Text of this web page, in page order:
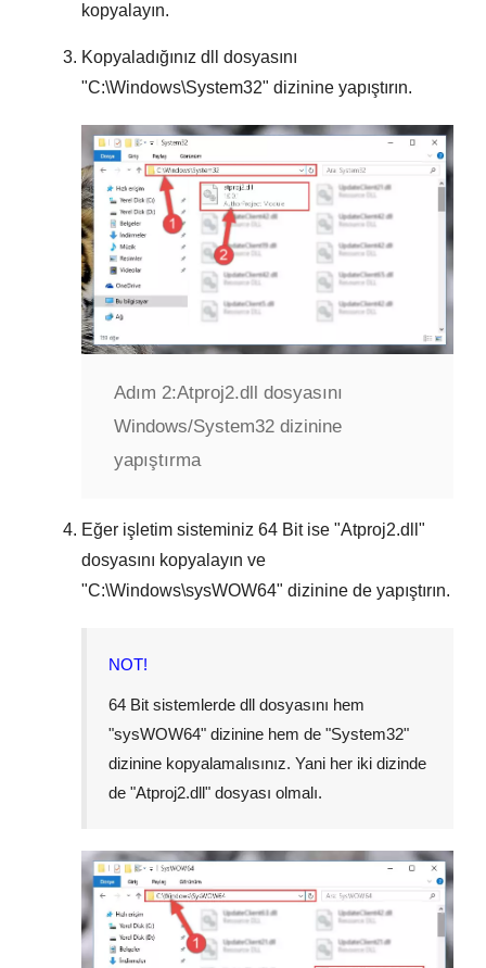
kopyalayın.
Kopyaladığınız dll dosyasını
"C:\Windows\System32" dizinine yapıştırın.
Adım 2:Atproj2.dll dosyasını
Windows/System32 dizinine
yapıştırma
Eğer işletim sisteminiz 64 Bitise "Atproj2.dll "
dosyasını kopyalayın ve
"C:\Windows\sysWOW64" dizinine de yapıştırın.
NOT!
64 Bit sistemlerde dll dosyasını hem
"sysWOW64" dizinine hem de "System32"
dizinine kopyalamalısınız. Yani her iki dizinde
de "Atproj2.dll" dosyası olmalı.